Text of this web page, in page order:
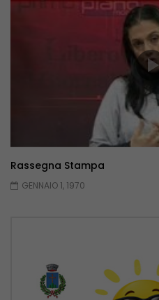
Rassegna Stampa
GENNAIO 1, 1970